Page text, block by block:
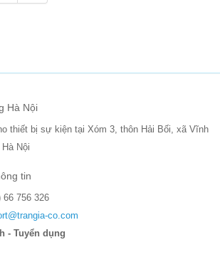
Hà Nội
thiết bị sự kiện tại Xóm 3, thôn Hải Bối, xã Vĩnh
Nội
tin
66 756 326
co.com
- Tuyển dụng